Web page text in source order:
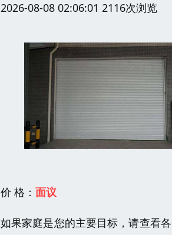
2026-08-08 02:06:01 2116次浏览
价 格： 面议
如果家庭是您的主要目标，请查看